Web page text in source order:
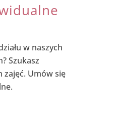
w naszych
Szukasz
zajęć. Umów się